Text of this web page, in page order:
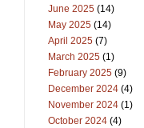
June 2025 (14)
May 2025 (14)
April 2025 (7)
March 2025 (1)
February 2025 (9)
December 2024 (4)
November 2024 (1)
October 2024 (4)